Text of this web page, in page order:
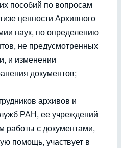
пособий по вопросам
ценности Архивного
наук, по определению
не предусмотренных
и изменении
документов;
архивов и
РАН, ее учреждений
работы с документами,
помощь, участвует в